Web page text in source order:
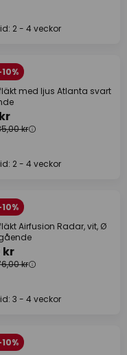
2 - 4 veckor
med ljus Atlanta svart
kr
2 - 4 veckor
Airfusion Radar, vit, Ø
kr
kr
3 - 4 veckor